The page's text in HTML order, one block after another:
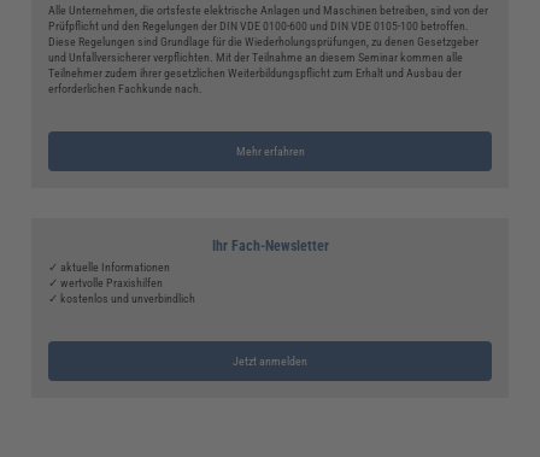
Alle Unternehmen, die ortsfeste elektrische Anlagen und Maschinen betreiben, sind von der
Prüfpflicht und den Regelungen der DIN VDE 0100-600 und DIN VDE 0105-100 betroffen.
Diese Regelungen sind Grundlage für die Wiederholungsprüfungen, zu denen Gesetzgeber
und Unfallversicherer verpflichten. Mit der Teilnahme an diesem Seminar kommen alle
Teilnehmer zudem ihrer gesetzlichen Weiterbildungspflicht zum Erhalt und Ausbau der
erforderlichen Fachkunde nach.
Mehr erfahren
Ihr Fach-Newsletter
✓ aktuelle Informationen
✓ wertvolle Praxishilfen
✓ kostenlos und unverbindlich
Jetzt anmelden